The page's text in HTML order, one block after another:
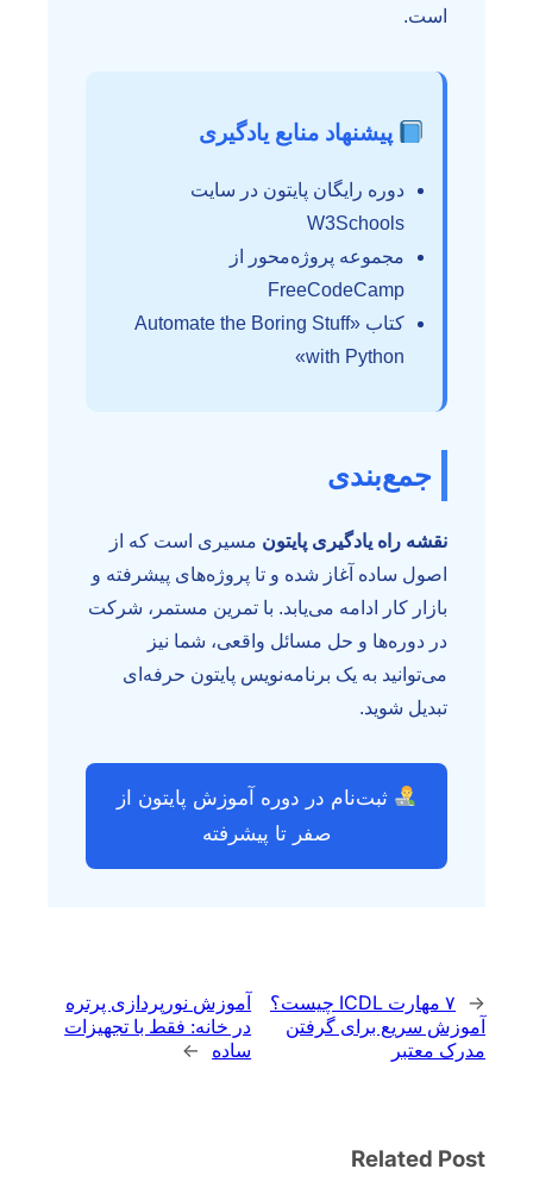
است.
پیشنهاد منابع یادگیری
دوره رایگان پایتون در سایت
W3Schools
مجموعه پروژه‌محور از
FreeCodeCamp
کتاب «Automate the Boring Stuff
with Python»
جمع‌بندی
نقشه راه یادگیری پایتون مسیری است که از
اصول ساده آغاز شده و تا پروژه‌های پیشرفته و
بازار کار ادامه می‌یابد. با تمرین مستمر، شرکت
در دوره‌ها و حل مسائل واقعی، شما نیز
می‌توانید به یک برنامه‌نویس پایتون حرفه‌ای
تبدیل شوید.
ثبت‌نام در دوره آموزش پایتون از
صفر تا پیشرفته
←
۷ مهارت ICDL چیست؟
آموزش سریع برای گرفتن
مدرک معتبر
آموزش نورپردازی پرتره
در خانه: فقط با تجهیزات
ساده
→
Related Post